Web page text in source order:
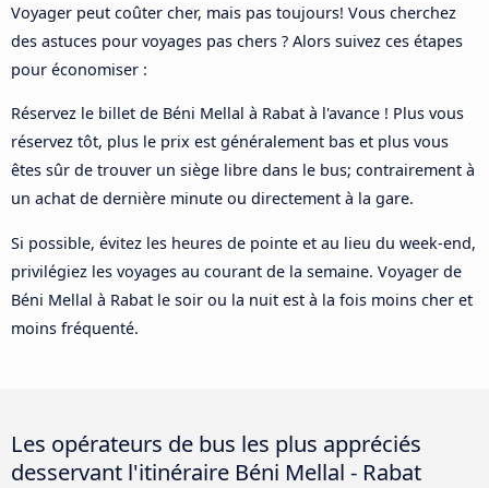
Voyager peut coûter cher, mais pas toujours! Vous cherchez
des astuces pour voyages pas chers ? Alors suivez ces étapes
pour économiser :
Réservez le billet de Béni Mellal à Rabat à l'avance ! Plus vous
réservez tôt, plus le prix est généralement bas et plus vous
êtes sûr de trouver un siège libre dans le bus; contrairement à
un achat de dernière minute ou directement à la gare.
Si possible, évitez les heures de pointe et au lieu du week-end,
privilégiez les voyages au courant de la semaine. Voyager de
Béni Mellal à Rabat le soir ou la nuit est à la fois moins cher et
moins fréquenté.
Les opérateurs de bus les plus appréciés
desservant l'itinéraire Béni Mellal - Rabat